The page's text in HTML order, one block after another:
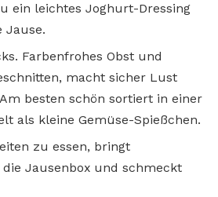
ein leichtes Joghurt-Dressing
Jause.
Farbenfrohes Obst und
macht sicher Lust
besten schön sortiert in einer
als kleine Gemüse-Spießchen.
zu essen, bringt
Jausenbox und schmeckt